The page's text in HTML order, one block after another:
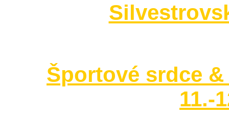
Športové srdce
11.-